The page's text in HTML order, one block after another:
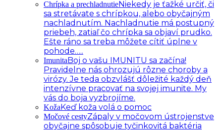
Chrípka a prechladnutieNiekedy je ťažké určiť, či
sa stretávate s chrípkou, alebo obyčajným
nachladnutím. Nachladnutie má postupný
priebeh, zatiaľ čo chrípka sa objaví prudko.
Ešte ráno sa treba môžete cítiť úplne v
pohode…..
ImunitaBoj o vašu IMUNITU sa začína!
Pravidelne nás ohrozujú rôzne choroby a
virózy. Je teda obzvlášť dôležité každý deň
intenzívne pracovať na svojej imunite. My
vás do boja vyzbrojíme.
KožaKeď koža volá o pomoc
Močové cestyZápaly v močovom ústrojenstve
obyčajne spôsobuje tyčinkovitá baktéria